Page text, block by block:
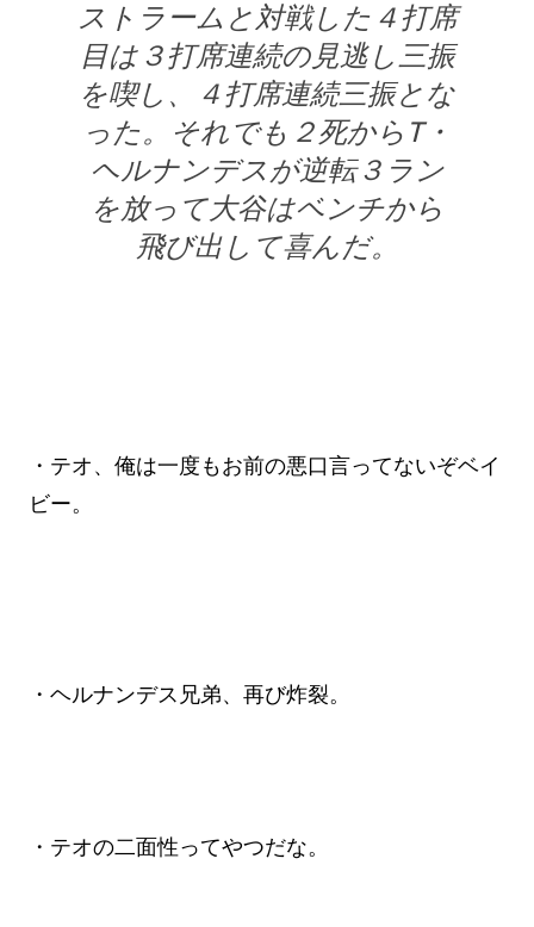
ストラームと対戦した４打席
目は３打席連続の見逃し三振
を喫し、４打席連続三振とな
った。それでも２死からT・
ヘルナンデスが逆転３ラン
を放って大谷はベンチから
飛び出して喜んだ。
・テオ、俺は一度もお前の悪口言ってないぞベイ
ビー。
・ヘルナンデス兄弟、再び炸裂。
・テオの二面性ってやつだな。